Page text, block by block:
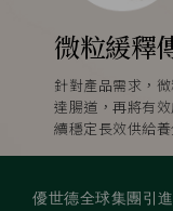
微粒緩釋
針對產品需求，
達腸道，再將有
續穩定長效供給養
優世德全球集團引